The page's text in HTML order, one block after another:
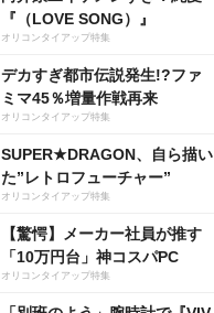
『（LOVE SONG）』
オリコンタイアップ特集
デカすぎ都市伝説発生!?ファ
ミマ45％増量作戦再来
オリコンタイアップ特集
SUPER★DRAGON、自ら描い
た”レトロフューチャー”
オリコンタイアップ特集
【驚愕】メーカー社員が推す
「10万円台」神コスパPC
オリコンタイアップ特集